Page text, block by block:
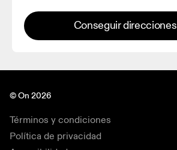
Conseguir direcciones
© On 2026
Términos y condiciones
Política de privacidad